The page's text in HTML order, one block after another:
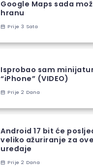
Google Maps sada
hranu
Prije 3 Sata
Isprobao sam
“iPhone” (VIDEO)
Prije 2 Dana
Android 17 bit će
veliko ažuriranje za
uređaje
Prije 2 Dana